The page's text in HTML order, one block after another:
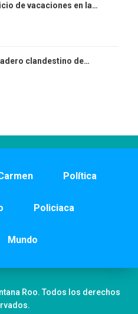
de vacaciones en la…
clandestino de…
Política
Policiaca
Mundo
Roo. Todos los derechos